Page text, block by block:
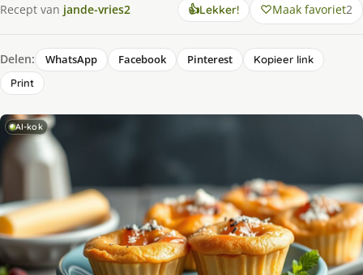
Recept van jande-vries2 👍Lekker! Maak favoriet2
Delen: WhatsApp Facebook Pinterest
Kopieer link
Print
AI-kok